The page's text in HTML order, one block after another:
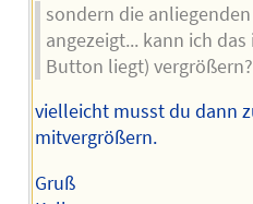
sondern die
angezeigt... kann ich
Button liegt) vergrößern?
vielleicht musst du dann
mitvergrößern.
Gruß